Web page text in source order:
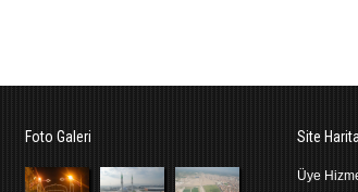
Foto Galeri Site
Üye